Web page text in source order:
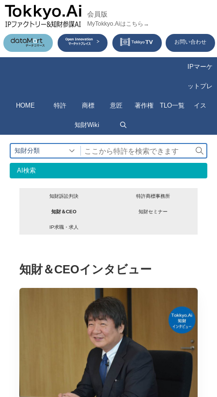
コ
ン
テ
ン
プ
会員版
MyTokkyo.Aiはこちら→
お問い合わせ
HOME 特許 商標 意匠 著作権 TLO一覧
IPマーケ
ットプレ
イス
知財Wiki
知財分類
検
索
AI検索
知財訴訟判決 特許商標事務所
知財＆CEO 知財セミナー
IP求職・求人
知財＆CEOインタビュー